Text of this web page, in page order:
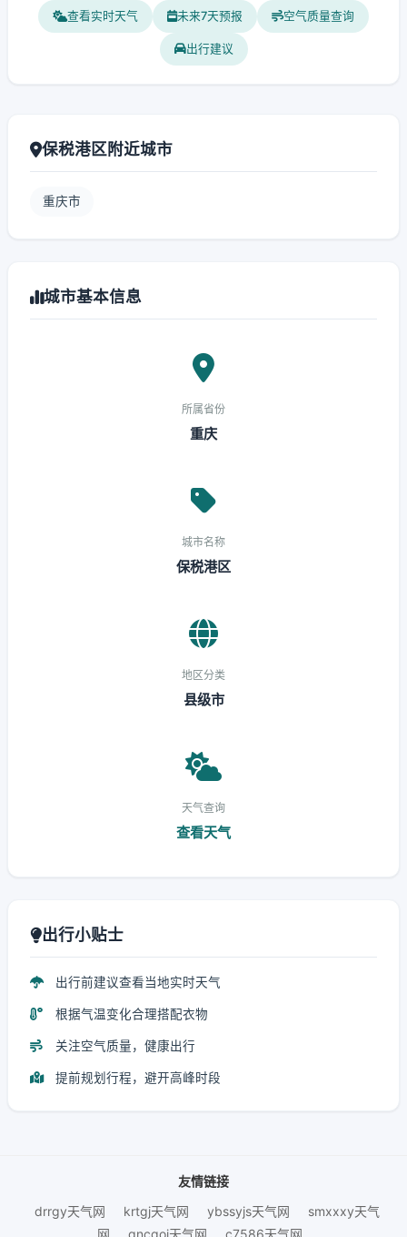
查看实时天气 未来7天预报 空气质量查询
出行建议
保税港区附近城市
重庆市
城市基本信息
所属省份
重庆
城市名称
保税港区
地区分类
县级市
天气查询
查看天气
出行小贴士
出行前建议查看当地实时天气
根据气温变化合理搭配衣物
关注空气质量，健康出行
提前规划行程，避开高峰时段
友情链接
drrgy天气网
krtgj天气网 ybssyjs天气网
smxxxy天气
网
gncgoi天气网 c7586天气网